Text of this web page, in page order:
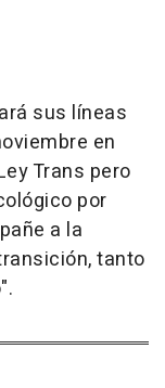
sus líneas
en
Trans pero
por
a la
tanto